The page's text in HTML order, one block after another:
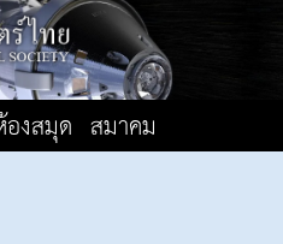
งสมุด สมาคม